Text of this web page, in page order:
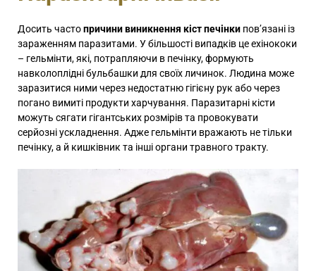
Досить частопричини виникнення кіст печінки пов’язані із
зараженням паразитами. У більшості випадків це ехінококи
– гельмінти, які, потрапляючи в печінку, формують
навколоплідні бульбашки для своїх личинок. Людина може
заразитися ними через недостатню гігієну рук або через
погано вимиті продукти харчування. Паразитарні кісти
можуть сягати гігантських розмірів та провокувати
серйозні ускладнення. Адже гельмінти вражають не тільки
печінку, а й кишківник та інші органи травного тракту.